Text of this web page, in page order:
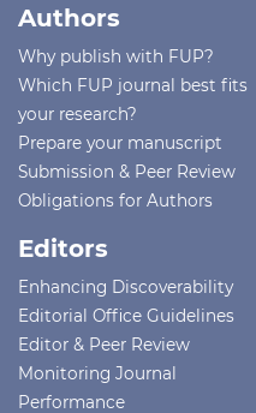
Authors
Why publish with FUP?
Which FUP journal best fits
your research?
Prepare your manuscript
Submission & Peer Review
Obligations for Authors
Editors
Enhancing Discoverability
Editorial Office Guidelines
Editor & Peer Review
Monitoring Journal
Performance